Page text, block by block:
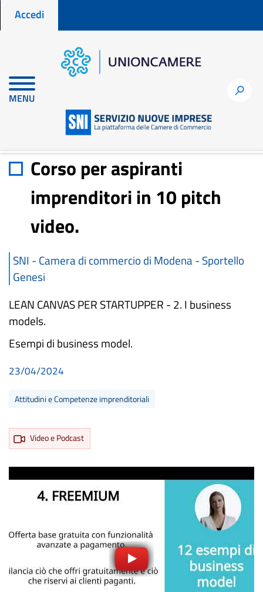
Menu profilo utente
Accedi
MENU
h
Home
Corso per aspiranti imprenditori in 10 pitch video.
Corso per aspiranti
imprenditori in 10 pitch
video.
SNI - Camera di commercio di Modena - Sportello
Genesi
LEAN CANVAS PER STARTUPPER - 2. I business
models.
Esempi di business model.
23/04/2024
Attitudini e Competenze imprenditoriali
Video e Podcast